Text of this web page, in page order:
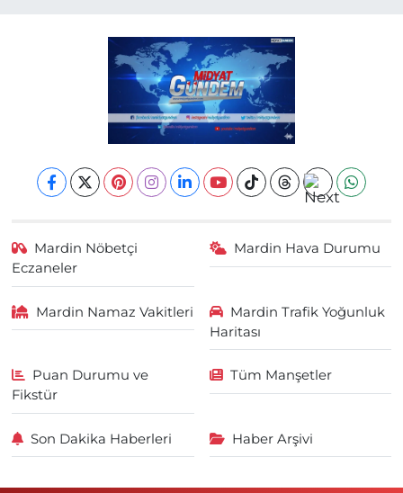
Mardin Nöbetçi
Eczaneler
Mardin Hava Durumu
Mardin Namaz Vakitleri
Mardin Trafik Yoğunluk
Haritası
Puan Durumu ve
Fikstür
Tüm Manşetler
Son Dakika Haberleri Haber Arşivi